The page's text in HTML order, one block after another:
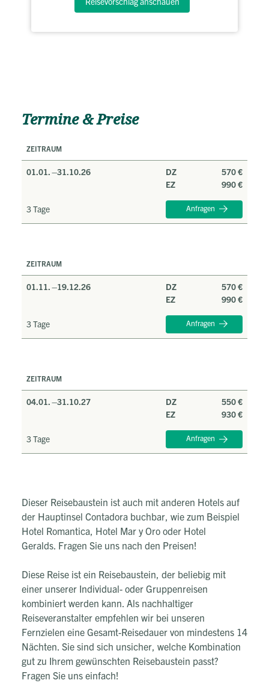
Termine & Preise
ZEITRAUM
01.01. –31.10.26 DZ
570 €
EZ
990 €
3 Tage Anfragen
ZEITRAUM
01.11. –19.12.26 DZ
570 €
EZ
990 €
3 Tage Anfragen
ZEITRAUM
04.01. –31.10.27 DZ
550 €
EZ
930 €
3 Tage Anfragen
Dieser Reisebaustein ist auch mit anderen Hotels auf
der Hauptinsel Contadora buchbar, wie zum Beispiel
Hotel Romantica, Hotel Mar y Oro oder Hotel
Geralds. Fragen Sie uns nach den Preisen!
Diese Reise ist ein Reisebaustein, der beliebig mit
einer unserer Individual- oder Gruppenreisen
kombiniert werden kann. Als nachhaltiger
Reiseveranstalter empfehlen wir bei unseren
Fernzielen eine Gesamt-Reisedauer von mindestens 14
Nächten. Sie sind sich unsicher, welche Kombination
gut zu Ihrem gewünschten Reisebaustein passt?
Fragen Sie uns einfach!